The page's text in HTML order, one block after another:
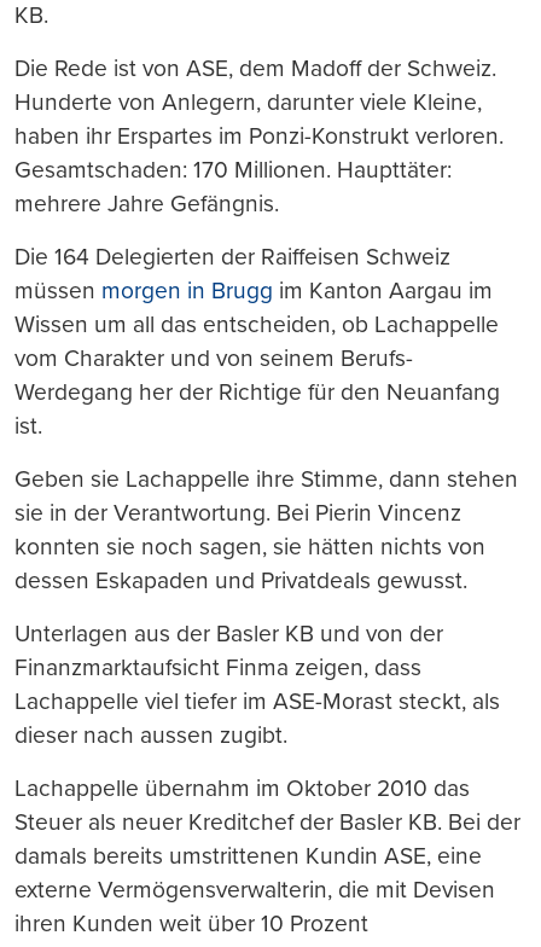
KB.
Die Rede ist von ASE, dem Madoff der Schweiz.
Hunderte von Anlegern, darunter viele Kleine,
haben ihr Erspartes im Ponzi-Konstrukt verloren.
Gesamtschaden: 170 Millionen. Haupttäter:
mehrere Jahre Gefängnis.
Die 164 Delegierten der Raiffeisen Schweiz
müssen morgen in Brugg im Kanton Aargau im
Wissen um all das entscheiden, ob Lachappelle
vom Charakter und von seinem Berufs-
Werdegang her der Richtige für den Neuanfang
ist.
Geben sie Lachappelle ihre Stimme, dann stehen
sie in der Verantwortung. Bei Pierin Vincenz
konnten sie noch sagen, sie hätten nichts von
dessen Eskapaden und Privatdeals gewusst.
Unterlagen aus der Basler KB und von der
Finanzmarktaufsicht Finma zeigen, dass
Lachappelle viel tiefer im ASE-Morast steckt, als
dieser nach aussen zugibt.
Lachappelle übernahm im Oktober 2010 das
Steuer als neuer Kreditchef der Basler KB. Bei der
damals bereits umstrittenen Kundin ASE, eine
externe Vermögensverwalterin, die mit Devisen
ihren Kunden weit über 10 Prozent